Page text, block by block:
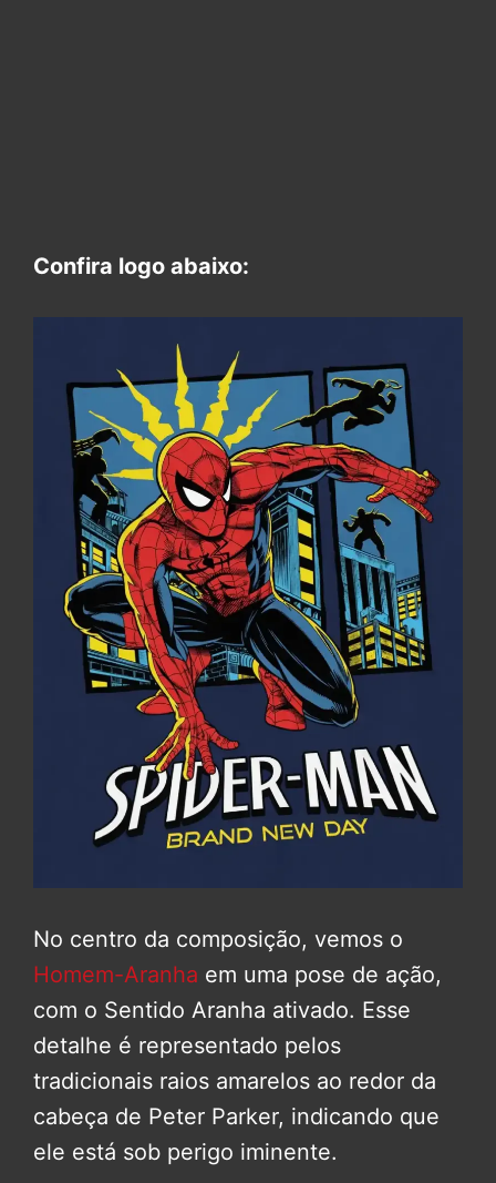
Confira logo abaixo:
No centro da composição, vemos o
Homem-Aranha em uma pose de ação,
com o Sentido Aranha ativado. Esse
detalhe é representado pelos
tradicionais raios amarelos ao redor da
cabeça de Peter Parker, indicando que
ele está sob perigo iminente.